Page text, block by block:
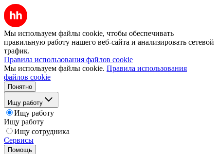
Мы используем файлы cookie, чтобы обеспечивать
правильную работу нашего веб-сайта и анализировать сетевой
трафик.
Правила использования файлов cookie
Мы используем файлы cookie. Правила использования
файлов cookie
Понятно
Ищу работу
Ищу работу
Ищу работу
Ищу сотрудника
Сервисы
Помощь